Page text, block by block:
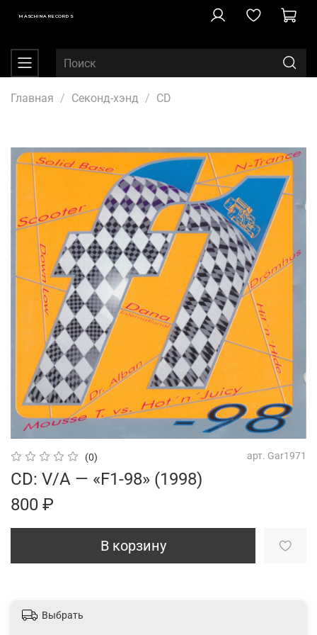
MASCHINA RECORDS
Главная Секонд-хэнд CD
(0) арт. Gar1971
CD: V/A — «F1-98» (1998)
800 ₽
В корзину
Выбрать